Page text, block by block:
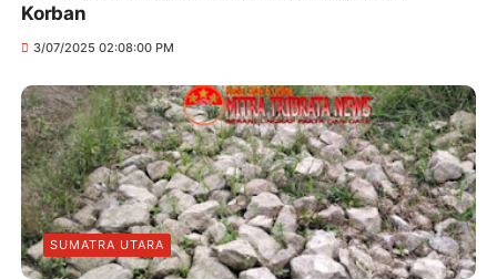
Korban
3/07/2025 02:08:00 PM
SUMATRA UTARA